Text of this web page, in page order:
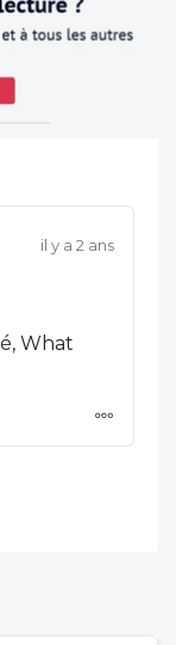
il y a 2 ans
What